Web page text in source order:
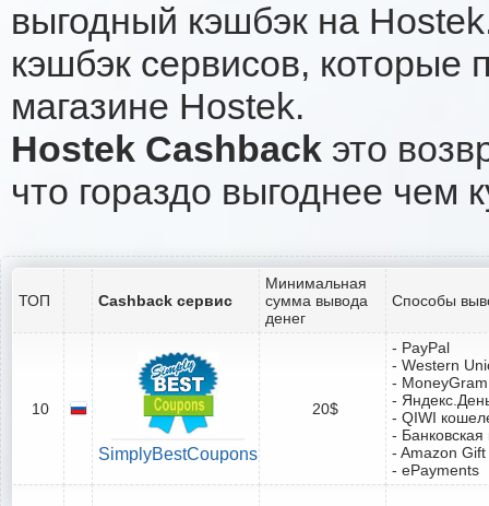
выгодный кэшбэк на
кэшбэк сервисов, которые
магазине Hostek.
Hostek Cashback это
что гораздо выгоднее чем
ТОП Cashback сервис
Минимальная
сумма вывода
денег
Способы
10
SimplyBestCoupons
20$
- PayPal
- Western
- MoneyGram
-
- QIWI
-
- Amazon
- ePayments